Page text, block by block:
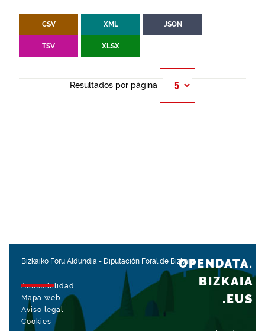
CSV XML JSON
TSV XLSX
Resultados por página
Bizkaiko Foru Aldundia - Diputación Foral de Bizkaia
Accesibilidad
Mapa web
Aviso legal
Cookies
OPENDATA.
BIZKAIA
.EUS